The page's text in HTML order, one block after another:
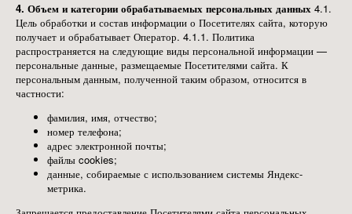
4. Объем и категории обрабатываемых персональных данных 4.1.
Цель обработки и состав информации о Посетителях сайта, которую
получает и обрабатывает Оператор. 4.1.1. Политика
распространяется на следующие виды персональной информации —
персональные данные, размещаемые Посетителями сайта. К
персональным данным, полученной таким образом, относится в
частности:
фамилия, имя, отчество;
номер телефона;
адрес электронной почты;
файлы cookies;
данные, собираемые с использованием системы Яндекс-
метрика.